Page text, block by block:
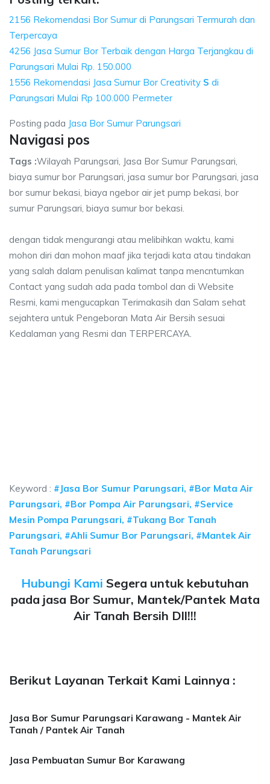
2156 Rekomendasi Bor Sumur di Parungsari Termurah dan
Terpercaya
4256 Jasa Sumur Bor Terbaik dengan Harga Terjangkau di
Parungsari Mulai Rp. 150.000
1556 Rekomendasi Jasa Sumur Bor Creativity S di
Parungsari Mulai Rp 100.000 Permeter
Posting pada Jasa Bor Sumur Parungsari
Navigasi pos
Tags :Wilayah Parungsari, Jasa Bor Sumur Parungsari,
biaya sumur bor Parungsari, jasa sumur bor Parungsari, jasa
bor sumur bekasi, biaya ngebor air jet pump bekasi, bor
sumur Parungsari, biaya sumur bor bekasi.
dengan tidak mengurangi atau melibihkan waktu, kami
mohon diri dan mohon maaf jika terjadi kata atau tindakan
yang salah dalam penulisan kalimat tanpa mencntumkan
Contact yang sudah ada pada tombol dan di Website
Resmi, kami mengucapkan Terimakasih dan Salam sehat
sejahtera untuk Pengeboran Mata Air Bersih sesuai
Kedalaman yang Resmi dan TERPERCAYA.
Keyword : #Jasa Bor Sumur Parungsari, #Bor Mata Air
Parungsari, #Bor Pompa Air Parungsari, #Service
Mesin Pompa Parungsari, #Tukang Bor Tanah
Parungsari, #Ahli Sumur Bor Parungsari, #Mantek Air
Tanah Parungsari
Hubungi Kami Segera untuk kebutuhan
pada jasa Bor Sumur, Mantek/Pantek Mata
Air Tanah Bersih Dll!!!
Berikut Layanan Terkait Kami Lainnya :
Jasa Bor Sumur Parungsari Karawang - Mantek Air
Tanah / Pantek Air Tanah
Jasa Pembuatan Sumur Bor Karawang